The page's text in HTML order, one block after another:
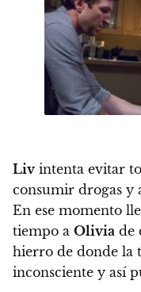
Liv intenta evitar
consumir drogas y
En ese momento
tiempo a Olivia de
hierro de donde la
inconsciente y así